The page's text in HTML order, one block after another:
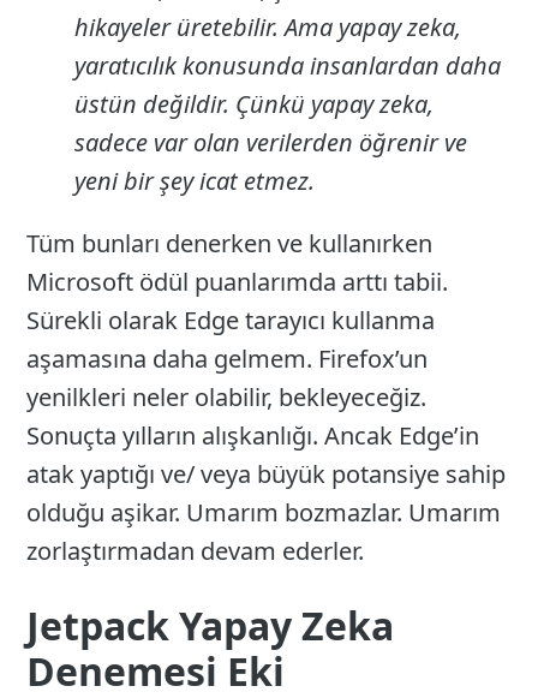
hikayeler üretebilir. Ama yapay zeka,
yaratıcılık konusunda insanlardan daha
üstün değildir. Çünkü yapay zeka,
sadece var olan verilerden öğrenir ve
yeni bir şey icat etmez.
Tüm bunları denerken ve kullanırken
Microsoft ödül puanlarımda arttı tabii.
Sürekli olarak Edge tarayıcı kullanma
aşamasına daha gelmem. Firefox’un
yenilkleri neler olabilir, bekleyeceğiz.
Sonuçta yılların alışkanlığı. Ancak Edge’in
atak yaptığı ve/ veya büyük potansiye sahip
olduğu aşikar. Umarım bozmazlar. Umarım
zorlaştırmadan devam ederler.
Jetpack Yapay Zeka
Denemesi Eki